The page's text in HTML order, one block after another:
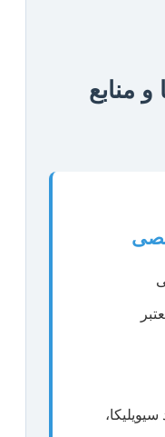
و منابع